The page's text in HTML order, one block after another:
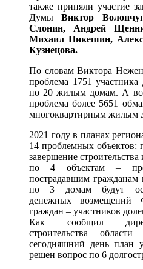
также приняли участие
ДумыВиктор
Слонин, Андрей
Михаил Никешин,
Кузнецова.
По словам Виктора
проблема 1751 участника
по 20 жилым домам. А
проблема более 5651
многоквартирным жилым
2021 году в планах
14 проблемных объектов:
завершение
по 4 объектам –
пострадавшим
по 3 домам будут
денежных возмещений
граждан – участников
Как сообщил
строительства
сегодняшний день план
решен вопрос по 6